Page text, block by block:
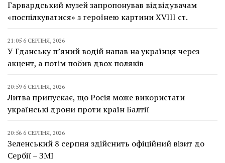
Гарвардський музей запропонував відвідувачам
«поспілкуватися» з героїнею картини XVIII ст.
21:05 6 СЕРПНЯ, 2026
У Гданську п’яний водій напав на українця через
акцент, а потім побив двох поляків
20:59 6 СЕРПНЯ, 2026
Литва припускає, що Росія може використати
українські дрони проти країн Балтії
20:56 6 СЕРПНЯ, 2026
Зеленський 8 серпня здійснить офіційний візит до
Сербії – ЗМІ